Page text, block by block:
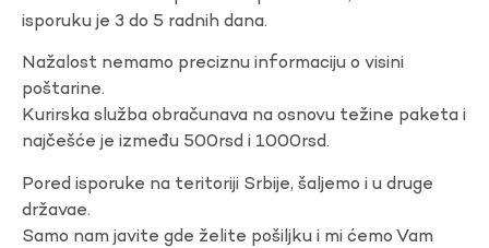
isporuku je 3 do 5 radnih dana.
Nažalost nemamo preciznu informaciju o visini
poštarine.
Kurirska služba obračunava na osnovu težine paketa i
najčešće je između 500rsd i 1000rsd.
Pored isporuke na teritoriji Srbije, šaljemo i u druge
državae.
Samo nam javite gde želite pošiljku i mi ćemo Vam